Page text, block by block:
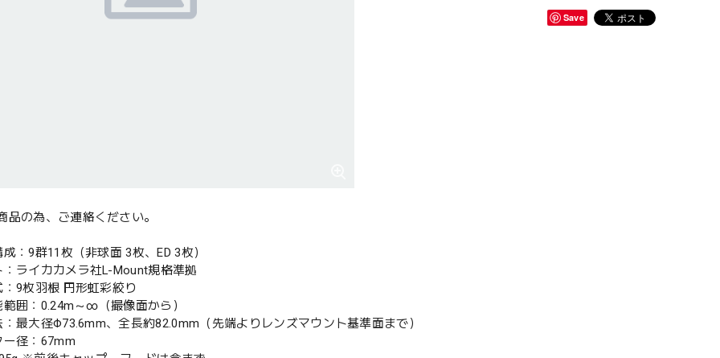
Save
品の為、ご連絡ください。
：9群11枚（非球面 3枚、ED 3枚）
ライカカメラ社L-Mount規格準拠
9枚羽根 円形虹彩絞り
囲：0.24m～∞（撮像面から）
最大径Φ73.6mm、全長約82.0mm（先端よりレンズマウント基準面まで）
径：67mm